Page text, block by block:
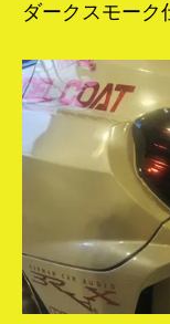
ダークスモーク